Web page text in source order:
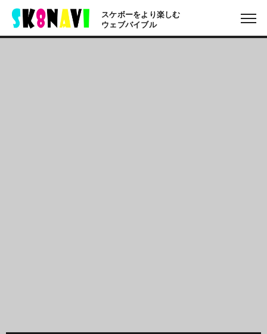
スケボーをより楽しむ
ウェブバイブル